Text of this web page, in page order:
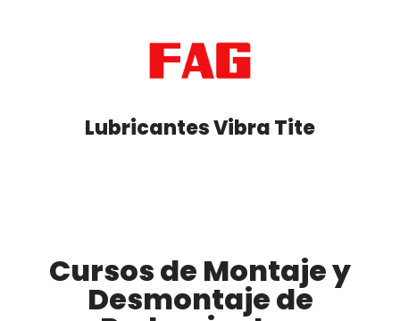
Lubricantes Vibra Tite
Cursos de Montaje y
Desmontaje de